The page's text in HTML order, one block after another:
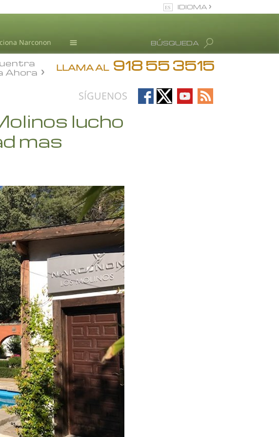
Narconon
L. Ronald Hubbard
BÚSQUEDA
IDIOMA
Todas las Regiones/Idiomas
LLAMA AL 918 55 3515
Ahora
SÍGUENOS
Follow
on
Follow
on
Follow
on
Follow
on
lucho
mas